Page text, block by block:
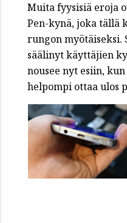
Muita fyysisiä eroja
Pen-kynä, joka tällä
rungon myötäiseksi.
säälinyt käyttäjien
nousee nyt esiin,
helpompi ottaa ulos